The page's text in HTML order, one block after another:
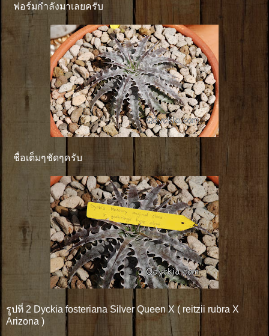
ฟอร์มกำลังมาเลยครับ
ชื่อเต็มๆชัดๆครับ
รูปที่ 2 Dyckia fosteriana Silver Queen X ( reitzii rubra X
Arizona )